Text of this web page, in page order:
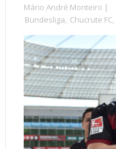
Mário André Monteiro |
Bundesliga, Chucrute FC,